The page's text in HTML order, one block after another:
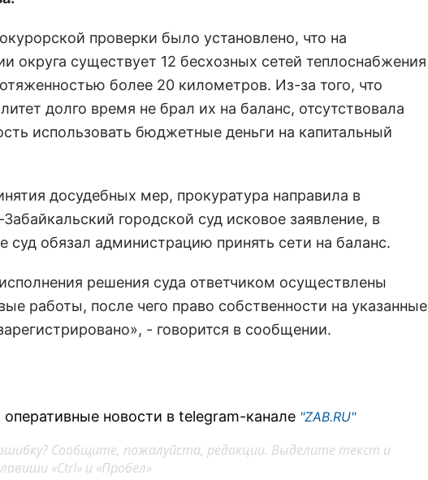
проверки было установлено, что на
округа существует 12 бесхозных сетей теплоснабжения
более 20 километров. Из-за того, что
долго время не брал их на баланс, отсутствовала
использовать бюджетные деньги на капитальный
досудебных мер, прокуратура направила в
городской суд исковое заявление, в
суд обязал администрацию принять сети на баланс.
решения суда ответчиком осуществлены
работы, после чего право собственности на указанные
- говорится в сообщении.
новости в telegram-канале "ZAB.RU"
Сообщите, пожалуйста, редакции. Выделите текст и
«Ctrl» и «Пробел»